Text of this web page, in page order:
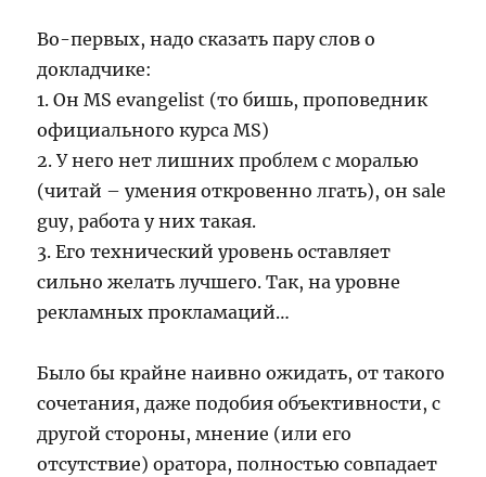
Во-первых, надо сказать пару слов о
докладчике:
1. Он MS evangelist (то бишь, проповедник
официального курса MS)
2. У него нет лишних проблем с моралью
(читай – умения откровенно лгать), он sale
guy, работа у них такая.
3. Его технический уровень оставляет
сильно желать лучшего. Так, на уровне
рекламных прокламаций…
Было бы крайне наивно ожидать, от такого
сочетания, даже подобия объективности, с
другой стороны, мнение (или его
отсутствие) оратора, полностью совпадает